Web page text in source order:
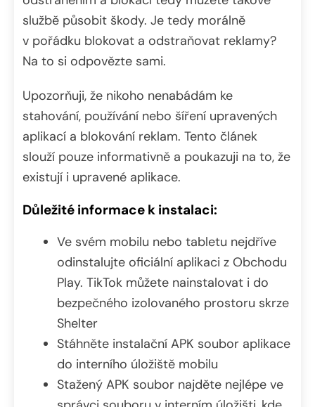
službě působit škody. Je tedy morálně
v pořádku blokovat a odstraňovat reklamy?
Na to si odpovězte sami.
Upozorňuji, že nikoho nenabádám ke
stahování, používání nebo šíření upravených
aplikací a blokování reklam. Tento článek
slouží pouze informativně a poukazuji na to, že
existují i upravené aplikace.
Důležité informace k instalaci:
Ve svém mobilu nebo tabletu nejdříve
odinstalujte oficiální aplikaci z Obchodu
Play. TikTok můžete nainstalovat i do
bezpečného izolovaného prostoru skrze
Shelter
Stáhněte instalační APK soubor aplikace
do interního úložiště mobilu
Stažený APK soubor najděte nejlépe ve